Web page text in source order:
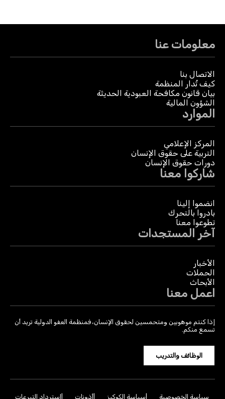
معلومات عنا
الاتصال بنا
كيف تُدار المنظمة
بيان قانون مكافحة العبودية الحديثة
الشؤون المالية
الموارد
المركز الإعلامي
التربية على حقوق الإنسان
دورات حقوق الإنسان
شاركوا معنا
انضموا إلينا
بادروا بالتحرك
تطوعوا معنا
آخر المستجدات
الأخبار
الحملات
الأبحاث
اعمل معنا
إذا كنتم موهوبين ومتحمسين لحقوق الإنسان، فمنظمة العفو الدولية تريد أن
تسمع منكم.
الوظائف والتدريب
سياسة الخصوصية سياسة الكوكيز أذونات استرداد التبرعات